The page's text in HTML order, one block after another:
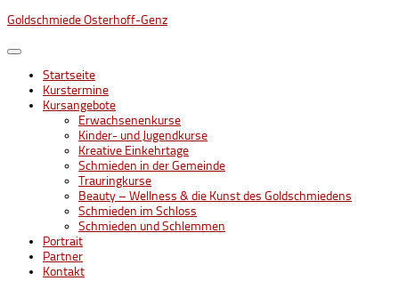
Unter
Inhalt
Goldschmiede Osterhoff-Genz
Startseite
Kurstermine
Kursangebote
Erwachsenenkurse
Kinder- und Jugendkurse
Kreative Einkehrtage
Schmieden in der Gemeinde
Trauringkurse
Beauty – Wellness & die Kunst des Goldschmiedens
Schmieden im Schloss
Schmieden und Schlemmen
Portrait
Partner
Kontakt